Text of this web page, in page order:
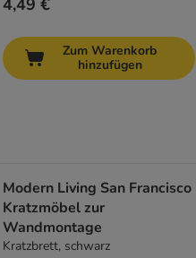
4,49 €
Zum Warenkorb
hinzufügen
Modern Living San Francisco
Kratzmöbel zur
Wandmontage
Kratzbrett, schwarz